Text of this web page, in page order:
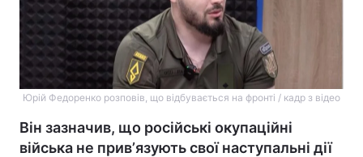
Юрій Федоренко розповів, що відбувається на фронті / кадр з відео
Він зазначив, що російські окупаційні
війська не привʼязують свої наступальні дії